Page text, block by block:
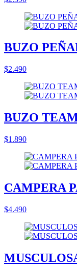
BUZO
$2.490
BUZO
$1.890
CAMPERA
$4.490